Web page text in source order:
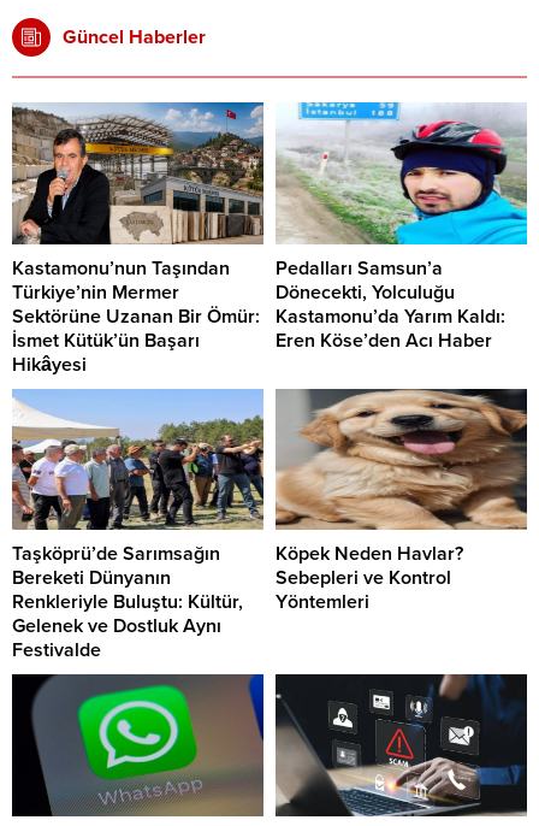
Güncel Haberler
Kastamonu’nun Taşından
Türkiye’nin Mermer
Sektörüne Uzanan Bir Ömür:
İsmet Kütük’ün Başarı
Hikâyesi
Pedalları Samsun’a
Dönecekti, Yolculuğu
Kastamonu’da Yarım Kaldı:
Eren Köse’den Acı Haber
Taşköprü’de Sarımsağın
Bereketi Dünyanın
Renkleriyle Buluştu: Kültür,
Gelenek ve Dostluk Aynı
Festivalde
Köpek Neden Havlar?
Sebepleri ve Kontrol
Yöntemleri